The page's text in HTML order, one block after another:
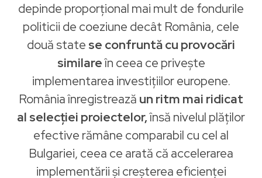
depinde proporțional mai mult de fondurile
politicii de coeziune decât România, cele
două state se confruntă cu provocări
similareîn ceea ce privește
implementarea investițiilor europene.
România înregistrează un ritm mai ridicat
al selecției proiectelor,însă nivelul plăților
efective rămâne comparabil cu cel al
Bulgariei, ceea ce arată că accelerarea
implementării și creșterea eficienței